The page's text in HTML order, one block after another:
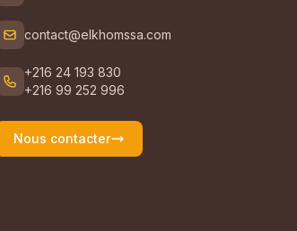
contact@elkhomssa.com
+216 24 193 830
+216 99 252 996
Nous contacter